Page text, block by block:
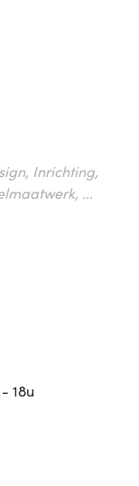
Inrichting,
...
18u